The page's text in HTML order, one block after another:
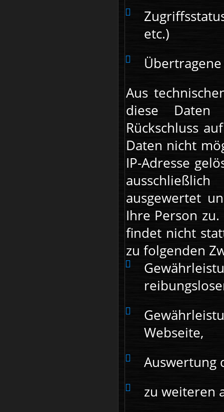
etc.)
Aus
diese Daten
Rückschluss
Daten nicht
IP-Adresse
ausgewertet
Ihre Person
findet nicht
zu folgenden
Webseite,
Auswertung
zu weiteren